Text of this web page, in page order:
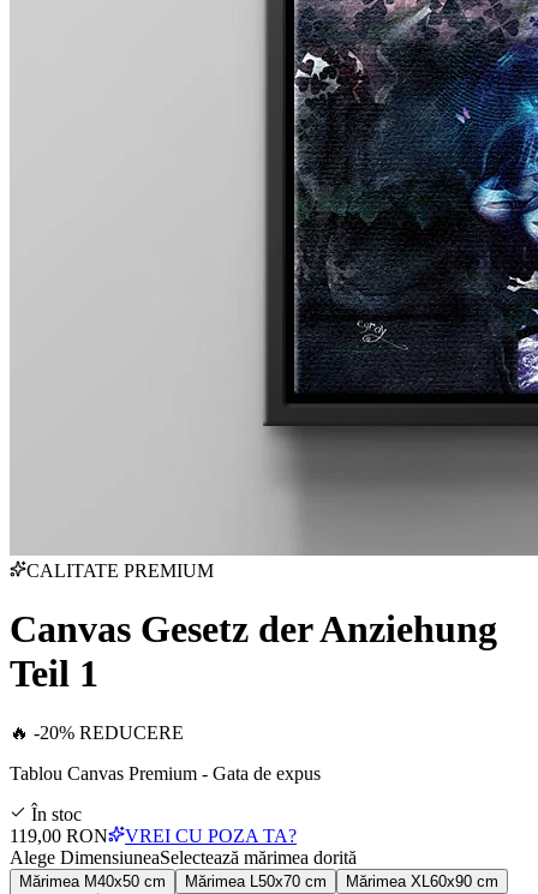
CALITATE PREMIUM
Canvas Gesetz der Anziehung
Teil 1
🔥 -20% REDUCERE
Tablou Canvas Premium - Gata de expus
În stoc
119,00 RON
VREI CU POZA TA?
Alege DimensiuneaSelectează mărimea dorită
Mărimea M40x50 cm Mărimea 50x70 cm Mărimea XL 60x90 cm